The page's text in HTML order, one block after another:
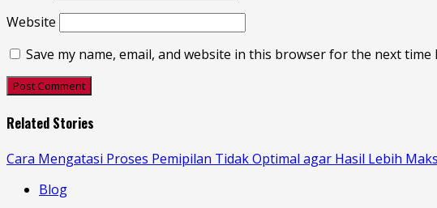
Website
Save my name, email, and website in this browser for the next time
Related Stories
Cara Mengatasi Proses Pemipilan Tidak Optimal agar Hasil Lebih
Blog